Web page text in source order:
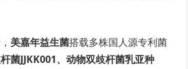
美嘉年益生菌搭载多株国人源专利菌
菌JJKK001、动物双歧杆菌乳亚种